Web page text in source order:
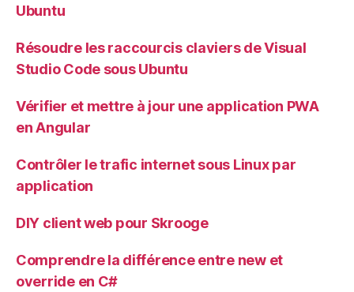
Ubuntu
Résoudre les raccourcis claviers de Visual
Studio Code sous Ubuntu
Vérifier et mettre à jour une application PWA
en Angular
Contrôler le trafic internet sous Linux par
application
DIY client web pour Skrooge
Comprendre la différence entre new et
override en C#